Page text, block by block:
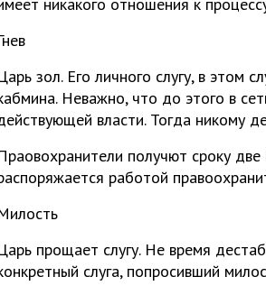
зол. Его личного слугу, в этом
Неважно, что до этого в
власти. Тогда никому
получют сроку
работой
прощает слугу. Не время
слуга, попросивший